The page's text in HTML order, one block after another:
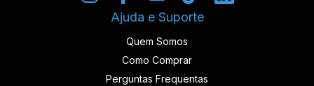
Ajuda e Suporte
Quem Somos
Como Comprar
Perguntas Frequentas